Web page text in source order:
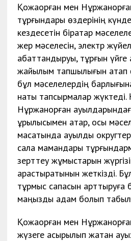
Қожақорған мен
тұрғындары өздерінің
кездесетін бірқатар
жер мәселесін, электр
абаттандыруы, тұрғын үйге
жайылым тапшылығын атап
бұл мәселелердің
нақты тапсырмалар жүктеді.
Нұржанқорған
құрылысымен қатар, осы
мақсатында ауылдық
сала мамандары
зерттеу жұмыстарын
қарастыратынын жеткізді.
тұрмыс сапасын арттыруға
маңызды қадам болып
Қожақорған мен
жүзеге асырылып жатқан